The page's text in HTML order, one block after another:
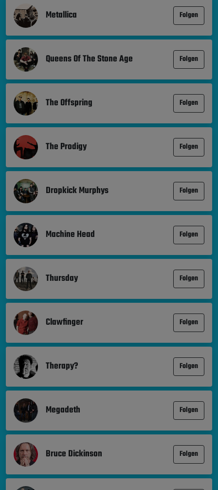
Metallica Folgen
Queens Of The Stone Age Folgen
The Offspring Folgen
The Prodigy Folgen
Dropkick Murphys Folgen
Machine Head Folgen
Thursday Folgen
Clawfinger Folgen
Therapy? Folgen
Megadeth Folgen
Bruce Dickinson Folgen